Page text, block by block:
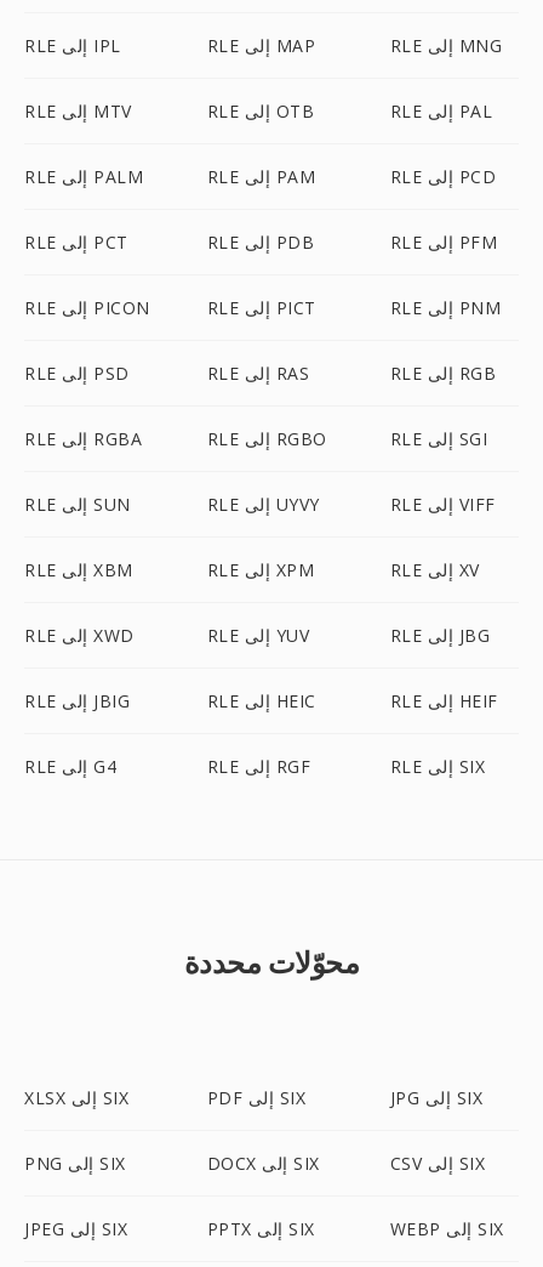
RLE إلى IPL RLE إلى MAP RLE إلى MNG
RLE إلى MTV RLE إلى OTB RLE إلى PAL
RLE إلى PALM RLE إلى PAM RLE إلى PCD
RLE إلى PCT RLE إلى PDB RLE إلى PFM
RLE إلى PICON RLE إلى PICT RLE إلى PNM
RLE إلى PSD RLE إلى RAS RLE إلى RGB
RLE إلى RGBA RLE إلى RGBO RLE إلى SGI
RLE إلى SUN RLE إلى UYVY RLE إلى VIFF
RLE إلى XBM RLE إلى XPM RLE إلى XV
RLE إلى XWD RLE إلى YUV RLE إلى JBG
RLE إلى JBIG RLE إلى HEIC RLE إلى HEIF
RLE إلى G4 RLE إلى RGF RLE إلى SIX
محوّلات محددة
XLSX إلى SIX PDF إلى SIX JPG إلى SIX
PNG إلى SIX DOCX إلى SIX CSV إلى SIX
JPEG إلى SIX PPTX إلى SIX WEBP إلى SIX